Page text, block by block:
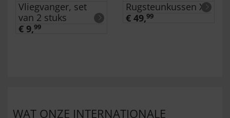
Vliegvanger, set
van 2 stuks
€ 9,99
Rugsteunkussen XL
€ 49,99
WAT ONZE INTERNATIONALE